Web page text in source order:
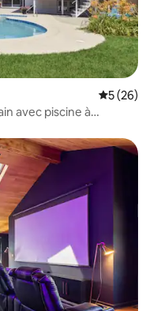
5 (26)
avec piscine à